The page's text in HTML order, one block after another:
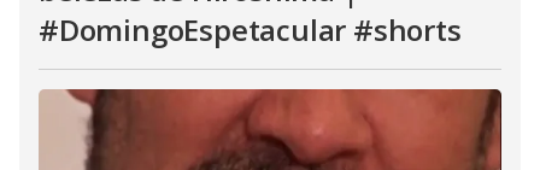
#DomingoEspetacular #shorts